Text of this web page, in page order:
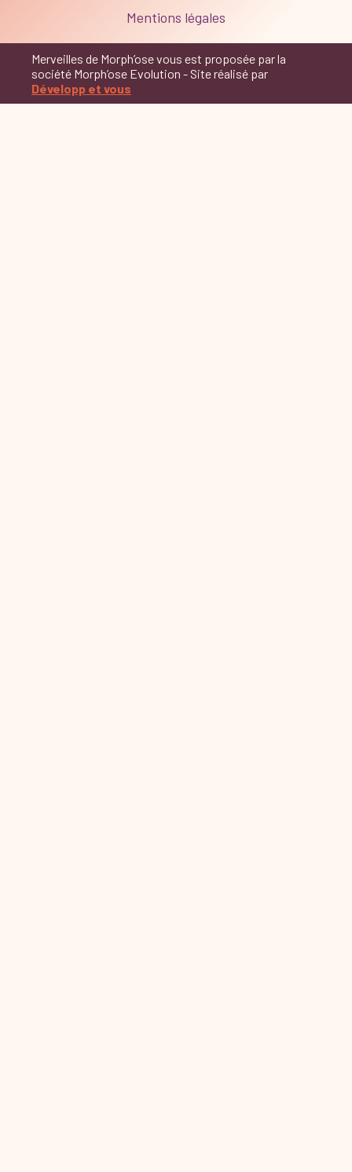
Mentions légales
Merveilles de Morph’ose vous est proposée par la
société Morph’ose Evolution - Site réalisé par
Développ et vous